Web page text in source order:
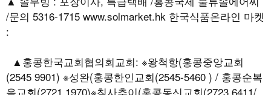
/문의 5316-1715 www.solmarket.hk 한국식품온라인 마켓
:
▲홍콩한국교회협의회교회: ※왕척항(홍콩중앙교회
(2545 9901) ※성완(홍콩한인교회(2545-5460 ) / 홍콩순복
음교회(2721 1970)※침사추이(홍콩동신교회(2723 6411/